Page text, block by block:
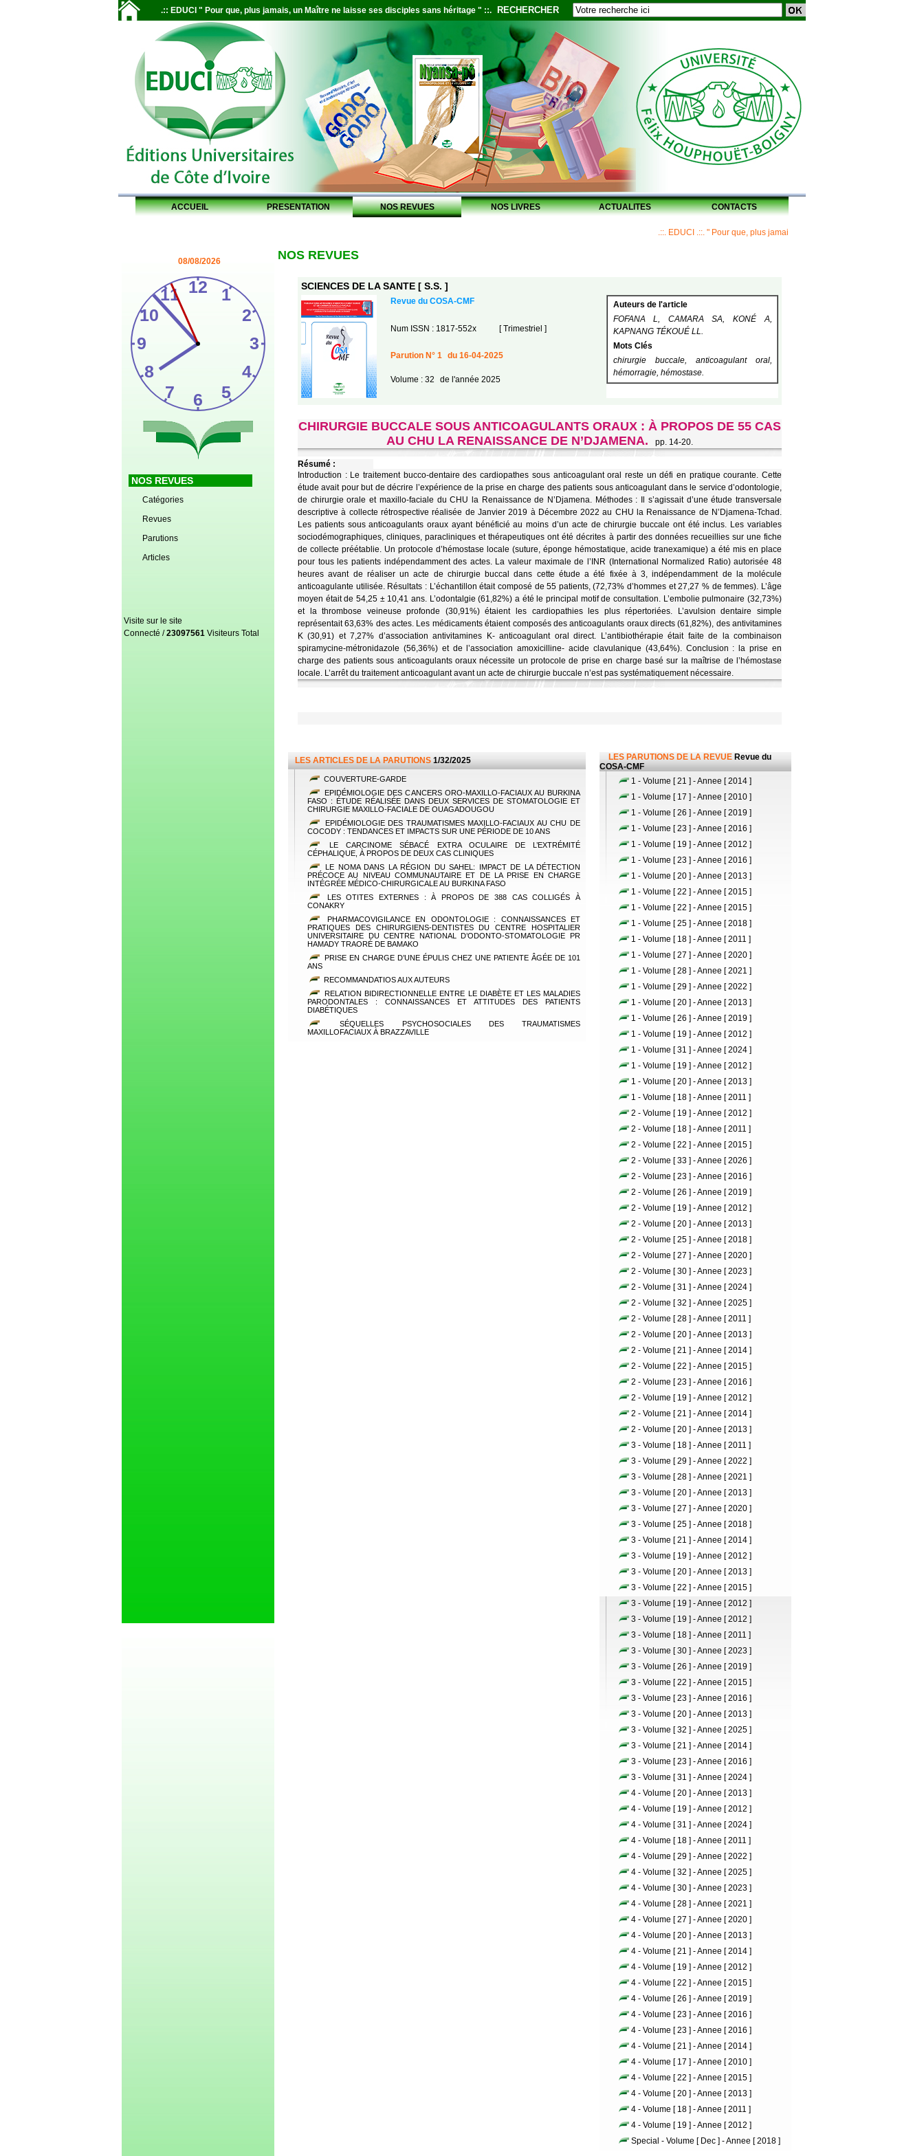
.:: EDUCI " Pour que, plus jamais, un Maître ne laisse ses disciples sans héritage " ::. RECHERCHER
ACCUEIL PRESENTATION NOS REVUES NOS LIVRES ACTUALITES CONTACTS
.::. EDUCI .::. " Pour que, plus jamais, un Maître ne laisse ses disciples sans
08/08/2026
NOS REVUES
Catégories
Revues
Parutions
Articles
Visite sur le site
Connecté /23097561Visiteurs Total
NOS REVUES
SCIENCES DE LA SANTE [ S.S. ]
Revue du COSA-CMF
Auteurs de l'article
FOFANA L, CAMARA SA, KONÉ A,
KAPNANG TÉKOUÉ LL.
Mots Clés
chirurgie buccale, anticoagulant oral,
hémorragie, hémostase.
Num ISSN : 1817-552x [ Trimestriel ]
Parution N° 1 du 16-04-2025
Volume : 32 de l'année 2025
CHIRURGIE BUCCALE SOUS ANTICOAGULANTS ORAUX : À PROPOS DE 55 CAS
AU CHU LA RENAISSANCE DE N’DJAMENA.
pp. 14-20.
Résumé :
Introduction : Le traitement bucco-dentaire des cardiopathes sous anticoagulant oral reste un défi en pratique courante. Cette
étude avait pour but de décrire l’expérience de la prise en charge des patients sous anticoagulant dans le service d’odontologie,
de chirurgie orale et maxillo-faciale du CHU la Renaissance de N’Djamena. Méthodes : Il s’agissait d’une étude transversale
descriptive à collecte rétrospective réalisée de Janvier 2019 à Décembre 2022 au CHU la Renaissance de N’Djamena-Tchad.
Les patients sous anticoagulants oraux ayant bénéficié au moins d’un acte de chirurgie buccale ont été inclus. Les variables
sociodémographiques, cliniques, paracliniques et thérapeutiques ont été décrites à partir des données recueillies sur une fiche
de collecte préétablie. Un protocole d’hémostase locale (suture, éponge hémostatique, acide tranexamique) a été mis en place
pour tous les patients indépendamment des actes. La valeur maximale de l’INR (International Normalized Ratio) autorisée 48
heures avant de réaliser un acte de chirurgie buccal dans cette étude a été fixée à 3, indépendamment de la molécule
anticoagulante utilisée. Résultats : L’échantillon était composé de 55 patients, (72,73% d’hommes et 27,27 % de femmes). L’âge
moyen était de 54,25 ± 10,41 ans. L’odontalgie (61,82%) a été le principal motif de consultation. L’embolie pulmonaire (32,73%)
et la thrombose veineuse profonde (30,91%) étaient les cardiopathies les plus répertoriées. L’avulsion dentaire simple
représentait 63,63% des actes. Les médicaments étaient composés des anticoagulants oraux directs (61,82%), des antivitamines
K (30,91) et 7,27% d’association antivitamines K- anticoagulant oral direct. L’antibiothérapie était faite de la combinaison
spiramycine-métronidazole (56,36%) et de l’association amoxicilline- acide clavulanique (43,64%). Conclusion : la prise en
charge des patients sous anticoagulants oraux nécessite un protocole de prise en charge basé sur la maîtrise de l’hémostase
locale. L’arrêt du traitement anticoagulant avant un acte de chirurgie buccale n’est pas systématiquement nécessaire.
LES ARTICLES DE LA PARUTIONS 1/32/2025
COUVERTURE-GARDE
EPIDÉMIOLOGIE DES CANCERS ORO-MAXILLO-FACIAUX AU BURKINA
FASO : ÉTUDE RÉALISÉE DANS DEUX SERVICES DE STOMATOLOGIE ET
CHIRURGIE MAXILLO-FACIALE DE OUAGADOUGOU
EPIDÉMIOLOGIE DES TRAUMATISMES MAXILLO-FACIAUX AU CHU DE
COCODY : TENDANCES ET IMPACTS SUR UNE PÉRIODE DE 10 ANS
LE CARCINOME SÉBACÉ EXTRA OCULAIRE DE L’EXTRÉMITÉ
CÉPHALIQUE, À PROPOS DE DEUX CAS CLINIQUES
LE NOMA DANS LA RÉGION DU SAHEL: IMPACT DE LA DÉTECTION
PRÉCOCE AU NIVEAU COMMUNAUTAIRE ET DE LA PRISE EN CHARGE
INTÉGRÉE MÉDICO-CHIRURGICALE AU BURKINA FASO
LES OTITES EXTERNES : À PROPOS DE 388 CAS COLLIGÉS À
CONAKRY
PHARMACOVIGILANCE EN ODONTOLOGIE : CONNAISSANCES ET
PRATIQUES DES CHIRURGIENS-DENTISTES DU CENTRE HOSPITALIER
UNIVERSITAIRE DU CENTRE NATIONAL D’ODONTO-STOMATOLOGIE PR
HAMADY TRAORÉ DE BAMAKO
PRISE EN CHARGE D’UNE ÉPULIS CHEZ UNE PATIENTE ÂGÉE DE 101
ANS
RECOMMANDATIOS AUX AUTEURS
RELATION BIDIRECTIONNELLE ENTRE LE DIABÈTE ET LES MALADIES
PARODONTALES : CONNAISSANCES ET ATTITUDES DES PATIENTS
DIABÉTIQUES
SÉQUELLES PSYCHOSOCIALES DES TRAUMATISMES
MAXILLOFACIAUX À BRAZZAVILLE
LES PARUTIONS DE LA REVUE Revue du
COSA-CMF
1 - Volume [ 21 ] - Annee [ 2014 ]
1 - Volume [ 17 ] - Annee [ 2010 ]
1 - Volume [ 26 ] - Annee [ 2019 ]
1 - Volume [ 23 ] - Annee [ 2016 ]
1 - Volume [ 19 ] - Annee [ 2012 ]
1 - Volume [ 23 ] - Annee [ 2016 ]
1 - Volume [ 20 ] - Annee [ 2013 ]
1 - Volume [ 22 ] - Annee [ 2015 ]
1 - Volume [ 22 ] - Annee [ 2015 ]
1 - Volume [ 25 ] - Annee [ 2018 ]
1 - Volume [ 18 ] - Annee [ 2011 ]
1 - Volume [ 27 ] - Annee [ 2020 ]
1 - Volume [ 28 ] - Annee [ 2021 ]
1 - Volume [ 29 ] - Annee [ 2022 ]
1 - Volume [ 20 ] - Annee [ 2013 ]
1 - Volume [ 26 ] - Annee [ 2019 ]
1 - Volume [ 19 ] - Annee [ 2012 ]
1 - Volume [ 31 ] - Annee [ 2024 ]
1 - Volume [ 19 ] - Annee [ 2012 ]
1 - Volume [ 20 ] - Annee [ 2013 ]
1 - Volume [ 18 ] - Annee [ 2011 ]
2 - Volume [ 19 ] - Annee [ 2012 ]
2 - Volume [ 18 ] - Annee [ 2011 ]
2 - Volume [ 22 ] - Annee [ 2015 ]
2 - Volume [ 33 ] - Annee [ 2026 ]
2 - Volume [ 23 ] - Annee [ 2016 ]
2 - Volume [ 26 ] - Annee [ 2019 ]
2 - Volume [ 19 ] - Annee [ 2012 ]
2 - Volume [ 20 ] - Annee [ 2013 ]
2 - Volume [ 25 ] - Annee [ 2018 ]
2 - Volume [ 27 ] - Annee [ 2020 ]
2 - Volume [ 30 ] - Annee [ 2023 ]
2 - Volume [ 31 ] - Annee [ 2024 ]
2 - Volume [ 32 ] - Annee [ 2025 ]
2 - Volume [ 28 ] - Annee [ 2011 ]
2 - Volume [ 20 ] - Annee [ 2013 ]
2 - Volume [ 21 ] - Annee [ 2014 ]
2 - Volume [ 22 ] - Annee [ 2015 ]
2 - Volume [ 23 ] - Annee [ 2016 ]
2 - Volume [ 19 ] - Annee [ 2012 ]
2 - Volume [ 21 ] - Annee [ 2014 ]
2 - Volume [ 20 ] - Annee [ 2013 ]
3 - Volume [ 18 ] - Annee [ 2011 ]
3 - Volume [ 29 ] - Annee [ 2022 ]
3 - Volume [ 28 ] - Annee [ 2021 ]
3 - Volume [ 20 ] - Annee [ 2013 ]
3 - Volume [ 27 ] - Annee [ 2020 ]
3 - Volume [ 25 ] - Annee [ 2018 ]
3 - Volume [ 21 ] - Annee [ 2014 ]
3 - Volume [ 19 ] - Annee [ 2012 ]
3 - Volume [ 20 ] - Annee [ 2013 ]
3 - Volume [ 22 ] - Annee [ 2015 ]
3 - Volume [ 19 ] - Annee [ 2012 ]
3 - Volume [ 19 ] - Annee [ 2012 ]
3 - Volume [ 18 ] - Annee [ 2011 ]
3 - Volume [ 30 ] - Annee [ 2023 ]
3 - Volume [ 26 ] - Annee [ 2019 ]
3 - Volume [ 22 ] - Annee [ 2015 ]
3 - Volume [ 23 ] - Annee [ 2016 ]
3 - Volume [ 20 ] - Annee [ 2013 ]
3 - Volume [ 32 ] - Annee [ 2025 ]
3 - Volume [ 21 ] - Annee [ 2014 ]
3 - Volume [ 23 ] - Annee [ 2016 ]
3 - Volume [ 31 ] - Annee [ 2024 ]
4 - Volume [ 20 ] - Annee [ 2013 ]
4 - Volume [ 19 ] - Annee [ 2012 ]
4 - Volume [ 31 ] - Annee [ 2024 ]
4 - Volume [ 18 ] - Annee [ 2011 ]
4 - Volume [ 29 ] - Annee [ 2022 ]
4 - Volume [ 32 ] - Annee [ 2025 ]
4 - Volume [ 30 ] - Annee [ 2023 ]
4 - Volume [ 28 ] - Annee [ 2021 ]
4 - Volume [ 27 ] - Annee [ 2020 ]
4 - Volume [ 20 ] - Annee [ 2013 ]
4 - Volume [ 21 ] - Annee [ 2014 ]
4 - Volume [ 19 ] - Annee [ 2012 ]
4 - Volume [ 22 ] - Annee [ 2015 ]
4 - Volume [ 26 ] - Annee [ 2019 ]
4 - Volume [ 23 ] - Annee [ 2016 ]
4 - Volume [ 23 ] - Annee [ 2016 ]
4 - Volume [ 21 ] - Annee [ 2014 ]
4 - Volume [ 17 ] - Annee [ 2010 ]
4 - Volume [ 22 ] - Annee [ 2015 ]
4 - Volume [ 20 ] - Annee [ 2013 ]
4 - Volume [ 18 ] - Annee [ 2011 ]
4 - Volume [ 19 ] - Annee [ 2012 ]
Special - Volume [ Dec ] - Annee [ 2018 ]